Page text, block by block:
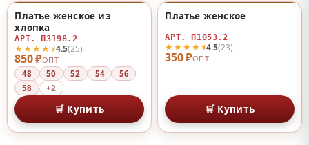
НОВИНКА
850 ₽ОПТ
★★★★⯨4.5(25)
Платье женское из
хлопка
АРТ. П3198.2
48 50 52 54
56
58
+2
🛒 Купить
350 ₽ОПТ
★★★★⯨4.5(23)
Платье женское
АРТ. П1053.2
🛒 Купить